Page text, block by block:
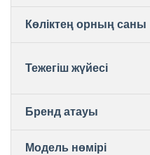
Көліктең орның саны
Тежегіш жүйесі
Бренд атауы
Модель нөмірі